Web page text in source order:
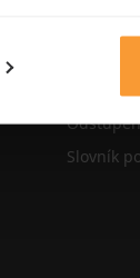
Poisťovne
Slovník